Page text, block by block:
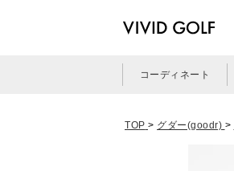
コーディネート
TOP > グダー(goodr) >